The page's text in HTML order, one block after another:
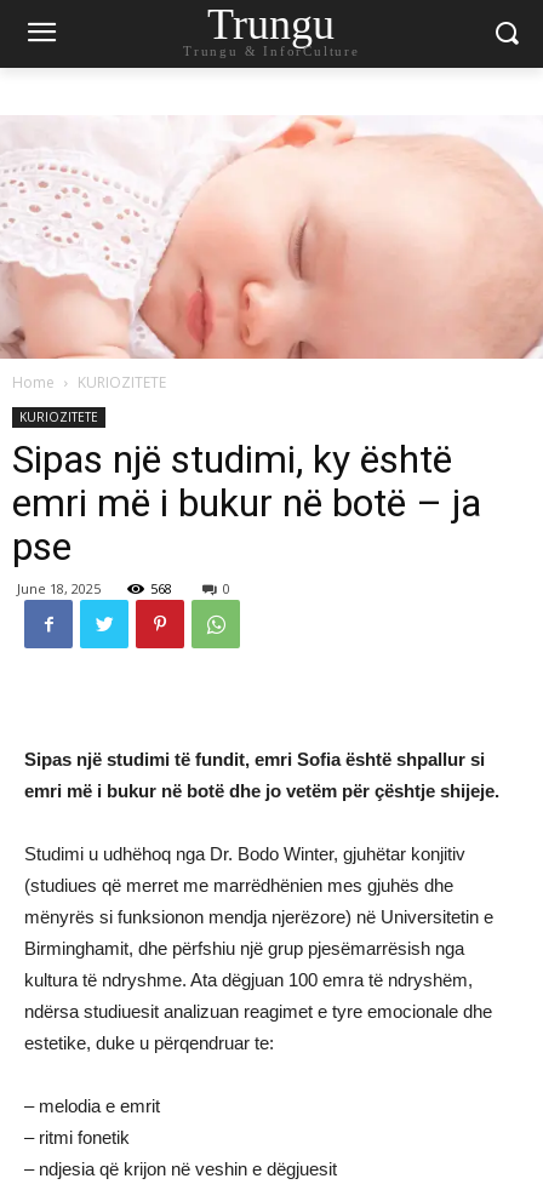
Trungu
Trungu & InforCulture
Home KURIOZITETE
KURIOZITETE
Sipas një studimi, ky është
emri më i bukur në botë – ja
pse
June 18, 2025 568 0
Sipas një studimi të fundit, emri Sofia është shpallur si
emri më i bukur në botë dhe jo vetëm për çështje shijeje.
Studimi u udhëhoq nga Dr. Bodo Winter, gjuhëtar konjitiv
(studiues që merret me marrëdhënien mes gjuhës dhe
mënyrës si funksionon mendja njerëzore) në Universitetin e
Birminghamit, dhe përfshiu një grup pjesëmarrësish nga
kultura të ndryshme. Ata dëgjuan 100 emra të ndryshëm,
ndërsa studiuesit analizuan reagimet e tyre emocionale dhe
estetike, duke u përqendruar te:
– melodia e emrit
– ritmi fonetik
– ndjesia që krijon në veshin e dëgjuesit